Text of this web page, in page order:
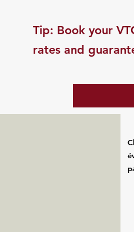
​Tip: Book your
rates and